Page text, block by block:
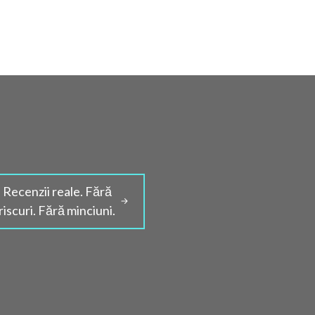
Recenzii reale. Fără
riscuri. Fără minciuni.